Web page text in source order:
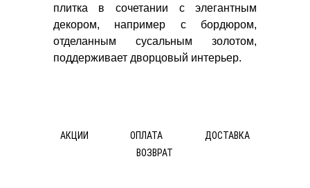
плитка в сочетании с элегантным
декором, например с бордюром,
отделанным сусальным золотом,
поддерживает дворцовый интерьер.
АКЦИИ ОПЛАТА
ДОСТАВКА
ВОЗВРАТ